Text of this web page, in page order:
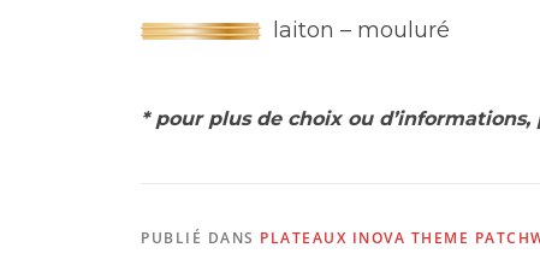
laiton – mouluré
* pour plus de choix ou
PUBLIÉ DANS PLATEAUX INOVA THEME